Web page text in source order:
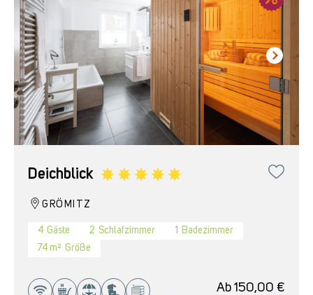
Deichblick
GRÖMITZ
4 Gäste 2 Schlafzimmer 1
Badezimmer
74 m² Größe
Ab 150,00 €